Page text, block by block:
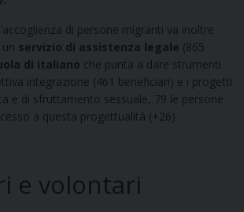
di persone migranti va inoltre
servizio di assistenza legale (865
di italiano che punta a dare strumenti
integrazione (461 beneficiari) e i progetti
e di sfruttamento sessuale, 79 le persone
a questa progettualità (+26).
e volontari